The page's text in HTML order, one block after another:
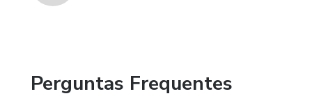
Perguntas Frequentes